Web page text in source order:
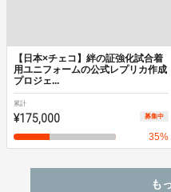
【日本×チェコ】絆の証強化試合着
用ユニフォームの公式レプリカ作成
プロジェ...
累計
¥175,000 募集中
35%
も